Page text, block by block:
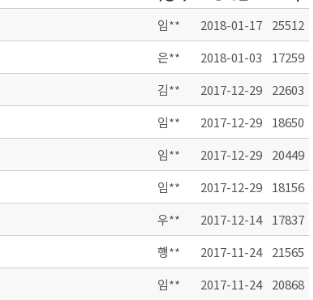
임** 2018-01-17
25512
은** 2018-01-03
17259
김** 2017-12-29
22603
임** 2017-12-29
18650
임** 2017-12-29
20449
임** 2017-12-29
18156
우** 2017-12-14
17837
행** 2017-11-24
21565
임** 2017-11-24
20868